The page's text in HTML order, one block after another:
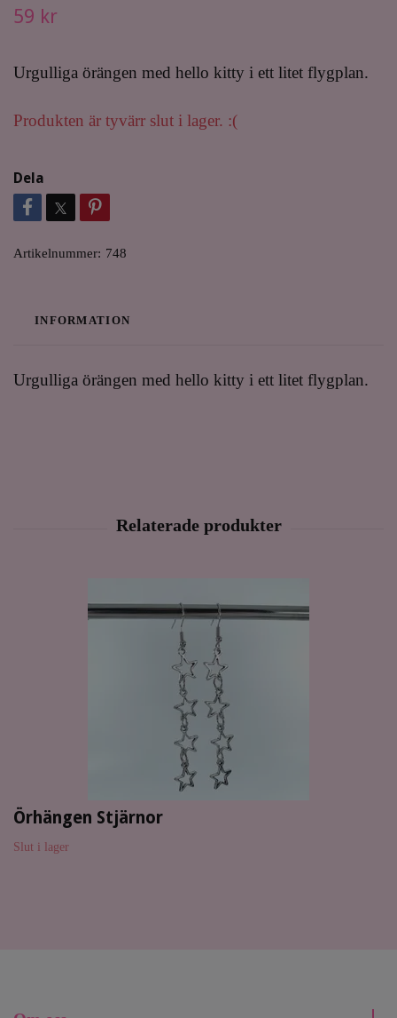
59 kr
Urgulliga örängen med hello kitty i ett litet flygplan.
Produkten är tyvärr slut i lager. :(
Dela
Artikelnummer: 748
INFORMATION
Urgulliga örängen med hello kitty i ett litet flygplan.
Örhängen Stjärnor
Slut i lager